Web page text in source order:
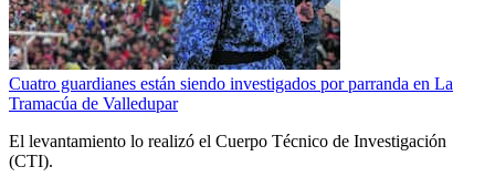
Cuatro guardianes están siendo investigados por parranda en La
Tramacúa de Valledupar
El levantamiento lo realizó el Cuerpo Técnico de Investigación
(CTI).